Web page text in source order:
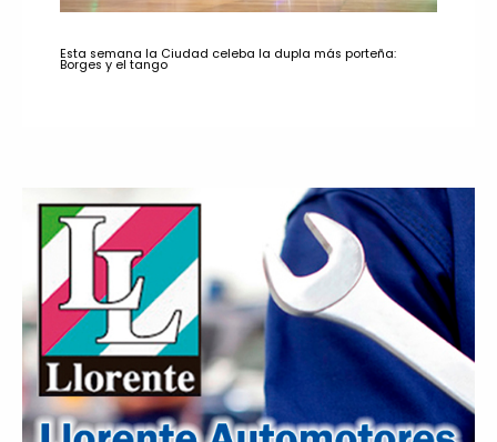
Esta semana la Ciudad celeba la dupla más porteña:
Borges y el tango